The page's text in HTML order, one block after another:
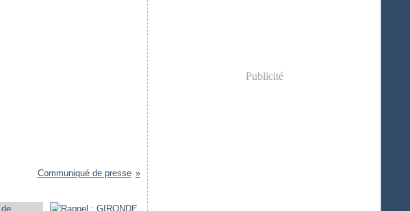
Communiqué de presse
Publicité